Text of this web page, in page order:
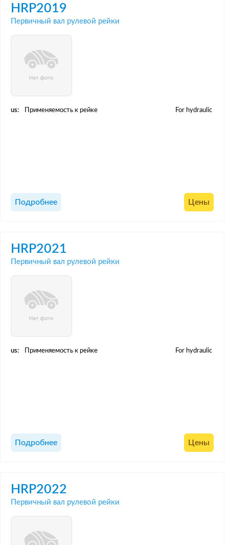
HRP2019
Первичный вал рулевой рейки
us: Применяемость к рейке For hydraulic
Подробнее Цены
HRP2021
Первичный вал рулевой рейки
us: Применяемость к рейке For hydraulic
Подробнее Цены
HRP2022
Первичный вал рулевой рейки